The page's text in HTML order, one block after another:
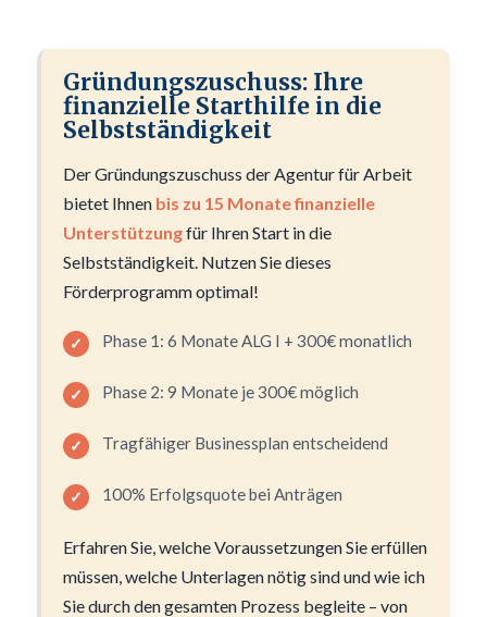
Gründungszuschuss: Ihre
finanzielle Starthilfe in die
Selbstständigkeit
Der Gründungszuschuss der Agentur für Arbeit
bietet Ihnen bis zu 15 Monate finanzielle
Unterstützungfür Ihren Start in die
Selbstständigkeit. Nutzen Sie dieses
Förderprogramm optimal!
Phase 1: 6 Monate ALG I + 300€ monatlich
Phase 2: 9 Monate je 300€ möglich
Tragfähiger Businessplan entscheidend
100% Erfolgsquote bei Anträgen
Erfahren Sie, welche Voraussetzungen Sie erfüllen
müssen, welche Unterlagen nötig sind und wie ich
Sie durch den gesamten Prozess begleite – von